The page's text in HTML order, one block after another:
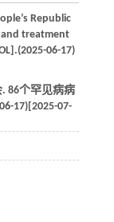
Republic
and treatment
06-17)
86个罕见病病
17)[2025-07-